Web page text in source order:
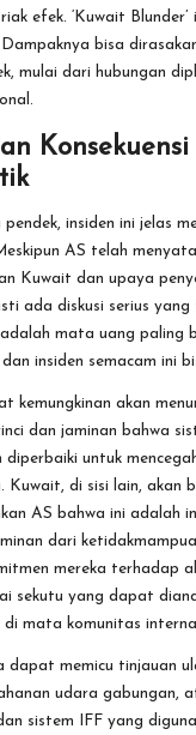
efek. ‘Kuwait Blunder’
bisa
mulai dari hubungan
Konsekuensi
insiden ini jelas
AS telah
Kuwait dan upaya
ada diskusi serius yang
mata uang paling
insiden semacam ini
kemungkinan akan
dan jaminan bahwa
diperbaiki untuk
Kuwait, di sisi lain, akan
AS bahwa ini adalah
dari
mereka terhadap
sekutu yang dapat
mata komunitas
dapat memicu tinjauan
udara gabungan,
sistem IFF yang